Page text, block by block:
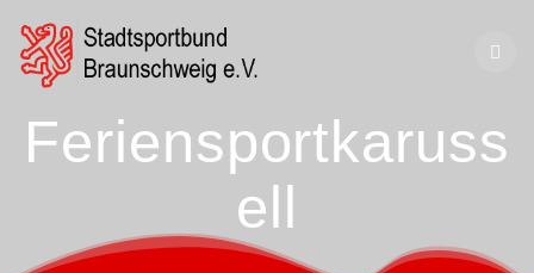
Feriensportkaruss
ell